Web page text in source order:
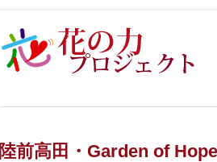
陸前高田・Garden of